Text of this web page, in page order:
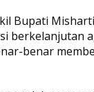
Bupati
berkelanjutan
benar